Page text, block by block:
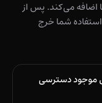
می‌کند. پس از
استفاده شما خرج
موجود دسترسی